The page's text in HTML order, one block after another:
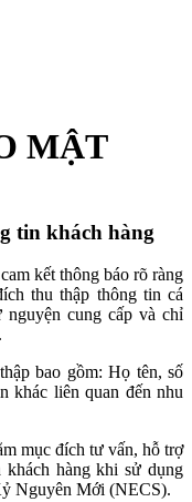
MẬT
tin khách hàng
kết thông báo rõ ràng
thu thập thông tin cá
cung cấp và chỉ
bao gồm: Họ tên, số
khác liên quan đến nhu
mục đích tư vấn, hỗ trợ
khách hàng khi sử dụng
Nguyên Mới (NECS).